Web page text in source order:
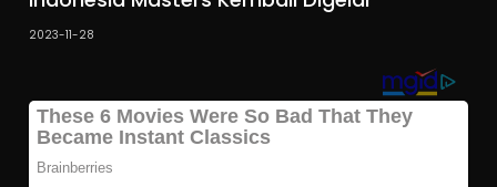
2023-11-28